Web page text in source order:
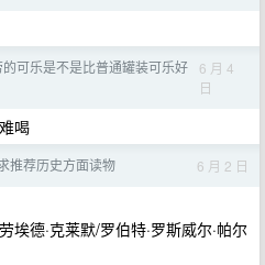
可乐是不是比普通罐装可乐好
6 月 4
日
喝
推荐历史方面读物 6 月 2 日
埃德·克莱默/罗伯特·罗斯威尔·帕尔